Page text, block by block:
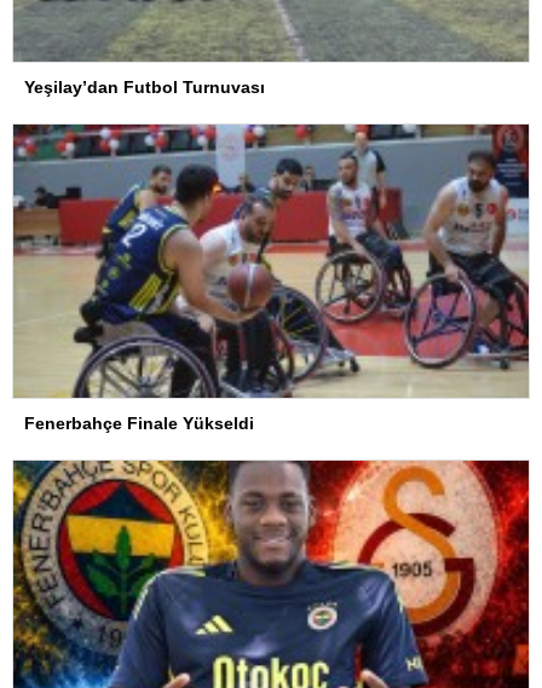
Yeşilay’dan Futbol Turnuvası
Fenerbahçe Finale Yükseldi